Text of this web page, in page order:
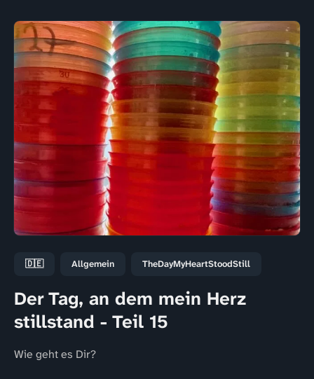
🇩🇪 Allgemein TheDayMyHeartStoodStill
Der Tag, an dem mein Herz
stillstand - Teil 15
Wie geht es Dir?